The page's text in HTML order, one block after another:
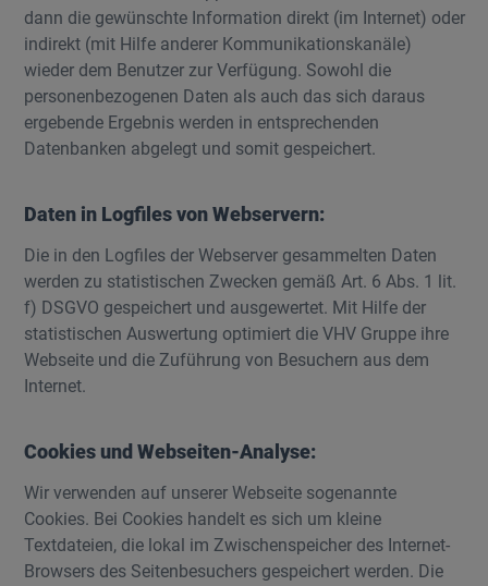
dann die gewünschte Information direkt (im Internet) oder
indirekt (mit Hilfe anderer Kommunikationskanäle)
wieder dem Benutzer zur Verfügung. Sowohl die
personenbezogenen Daten als auch das sich daraus
ergebende Ergebnis werden in entsprechenden
Datenbanken abgelegt und somit gespeichert.
Daten in Logfiles von Webservern:
Die in den Logfiles der Webserver gesammelten Daten
werden zu statistischen Zwecken gemäß Art. 6 Abs. 1 lit.
f) DSGVO gespeichert und ausgewertet. Mit Hilfe der
statistischen Auswertung optimiert die VHV Gruppe ihre
Webseite und die Zuführung von Besuchern aus dem
Internet.
Cookies und Webseiten-Analyse:
Wir verwenden auf unserer Webseite sogenannte
Cookies. Bei Cookies handelt es sich um kleine
Textdateien, die lokal im Zwischenspeicher des Internet-
Browsers des Seitenbesuchers gespeichert werden. Die